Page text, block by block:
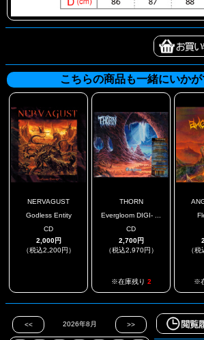
こちらの商品も一緒にいかが
NERVAGUST
Godless Entity
CD
2,000円
（税込2,200円）
THORN
Evergloom DIGI- ...
CD
2,700円
（税込2,970円）
※在庫残り 2
（
※